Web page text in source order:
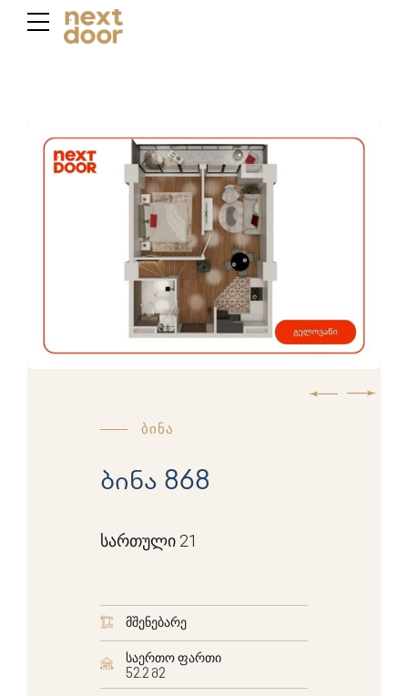
ბინა
ბინა 868
სართული 21
მშენებარე
საერთო ფართი
52.2 მ2